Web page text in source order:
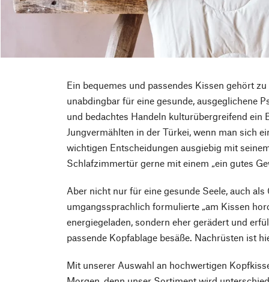
Ein bequemes und passendes Kissen gehört
unabdingbar für eine gesunde, ausgeglichene
und bedachtes Handeln kulturübergreifend ein
Jungvermählten in der Türkei, wenn man sich
wichtigen Entscheidungen ausgiebig mit
Schlafzimmertür gerne mit einem „ein gutes
Aber nicht nur für eine gesunde Seele, auch
umgangssprachlich formulierte „am Kissen
energiegeladen, sondern eher gerädert und
passende Kopfablage besäße. Nachrüsten ist
Mit unserer Auswahl an hochwertigen